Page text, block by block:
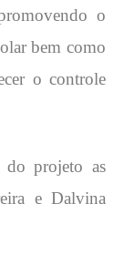
o
bem como
o controle
do projeto as
e Dalvina